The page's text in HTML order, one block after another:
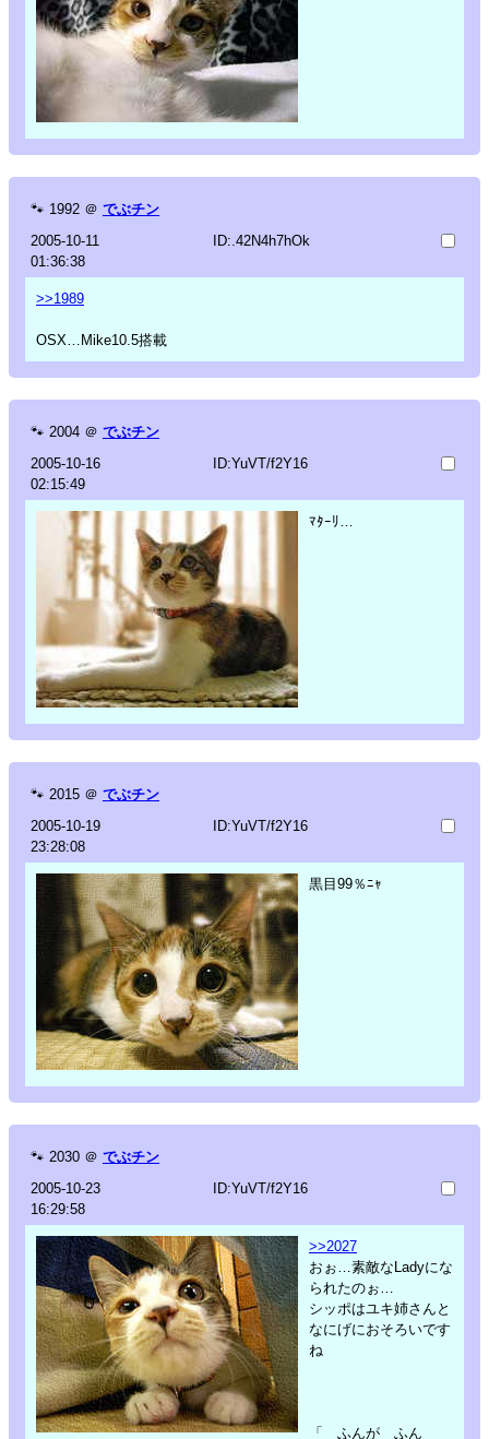
🐾 1992 ＠ でぶチン
2005-10-11
01:36:38
ID:.42N4h7hOk
>>1989
OSX…Mike10.5搭載
🐾 2004 ＠ でぶチン
2005-10-16
02:15:49
ID:YuVT/f2Y16
ﾏﾀｰﾘ…
🐾 2015 ＠ でぶチン
2005-10-19
23:28:08
ID:YuVT/f2Y16
黒目99％ﾆｬ
🐾 2030 ＠ でぶチン
2005-10-23
16:29:58
ID:YuVT/f2Y16
>>2027
おぉ…素敵なLadyにな
られたのぉ…
シッポはユキ姉さんと
なにげにおそろいです
ね
「 ふんが ふん